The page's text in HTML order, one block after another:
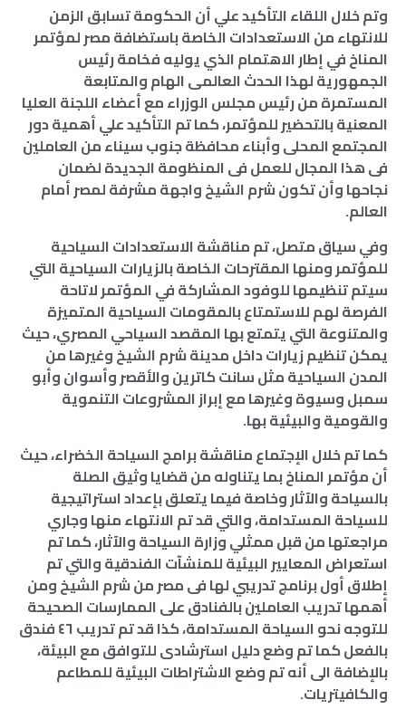
وتم خلال اللقاء التأكيد علي أن الحكومة تسابق الزمن
للانتهاء من الاستعدادات الخاصة باستضافة مصر لمؤتمر
المناخ في إطار الاهتمام الذي يوليه فخامة رئيس
الجمهورية لهذا الحدث العالمى الهام والمتابعة
المستمرة من رئيس مجلس الوزراء مع أعضاء اللجنة العليا
المعنية بالتحضير للمؤتمر، كما تم التأكيد علي أهمية دور
المجتمع المحلى وأبناء محافظة جنوب سيناء من العاملين
فى هذا المجال للعمل فى المنظومة الجديدة لضمان
نجاحها وأن تكون شرم الشيخ واجهة مشرفة لمصر أمام
العالم.
وفي سياق متصل، تم مناقشة الاستعدادات السياحية
للمؤتمر ومنها المقترحات الخاصة بالزيارات السياحية التي
سيتم تنظيمها للوفود المشاركة في المؤتمر لاتاحة
الفرصة لهم للاستمتاع بالمقومات السياحية المتميزة
والمتنوعة التي يتمتع بها المقصد السياحي المصري، حيث
يمكن تنظيم زيارات داخل مدينة شرم الشيخ وغيرها من
المدن السياحية مثل سانت كاترين والأقصر وأسوان وأبو
سمبل وسيوة وغيرها مع إبراز المشروعات التنموية
والقومية والبيئية بها.
كما تم خلال الإجتماع مناقشة برامج السياحة الخضراء، حيث
أن مؤتمر المناخ بما يتناوله من قضايا وثيق الصلة
بالسياحة والآثار وخاصة فيما يتعلق بإعداد استراتيجية
للسياحة المستدامة، والتي قد تم الانتهاء منها وجاري
مراجعتها من قبل ممثلي وزارة السياحة والآثار، كما تم
استعراض المعايير البيئية للمنشآت الفندقية والتي تم
إطلاق أول برنامج تدريبي لها فى مصر من شرم الشيخ ومن
أهمها تدريب العاملين بالفنادق على الممارسات الصحيحة
للتوجه نحو السياحة المستدامة، كذا قد تم تدريب ٤٦ فندق
بالفعل كما تم وضع دليل استرشادى للتوافق مع البيئة،
بالإضافة الى أنه تم وضع الاشتراطات البيئية للمطاعم
والكافيتريات.